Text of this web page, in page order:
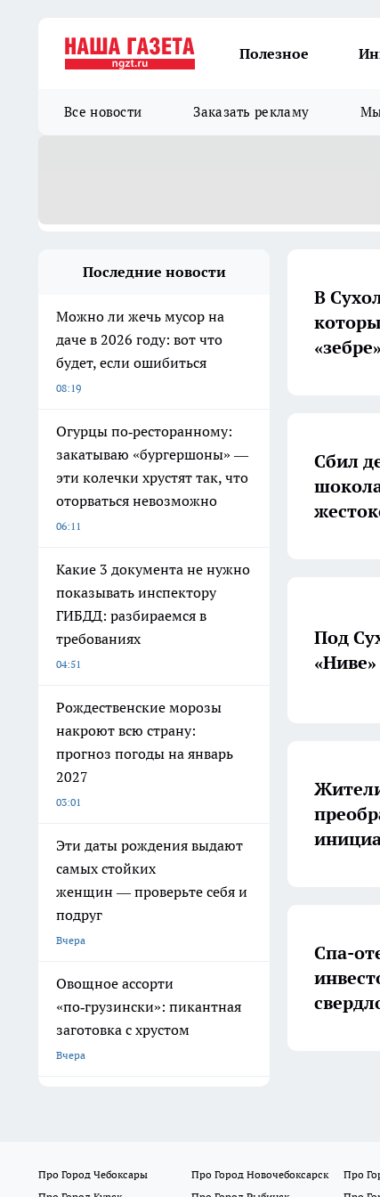
Полезное
Все новости Заказать рекламу Мы
Последние новости
Можно ли жечь мусор на
даче в 2026 году: вот что
будет, если ошибиться
08:19
Огурцы по‑ресторанному:
закатываю «бургершоны» —
эти колечки хрустят так, что
оторваться невозможно
06:11
Какие 3 документа не нужно
показывать инспектору
ГИБДД: разбираемся в
требованиях
04:51
Рождественские морозы
накроют всю страну:
прогноз погоды на январь
2027
03:01
Эти даты рождения выдают
самых стойких
женщин — проверьте себя и
подруг
Вчера
Овощное ассорти
«по‑грузински»: пикантная
заготовка с хрустом
Вчера
В
Сбил
Под
Спа-
Про Город Чебоксары Про Город Новочебоксарск Про